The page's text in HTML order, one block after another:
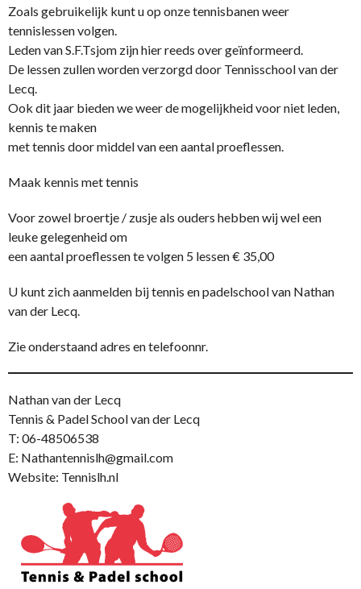
Zoals gebruikelijk kunt u op onze tennisbanen weer
tennislessen volgen.
Leden van S.F.Tsjom zijn hier reeds over geïnformeerd.
De lessen zullen worden verzorgd door Tennisschool van der
Lecq.
Ook dit jaar bieden we weer de mogelijkheid voor niet leden,
kennis te maken
met tennis door middel van een aantal proeflessen.
Maak kennis met tennis
Voor zowel broertje / zusje als ouders hebben wij wel een
leuke gelegenheid om
een aantal proeflessen te volgen 5 lessen € 35,00
U kunt zich aanmelden bij tennis en padelschool van Nathan
van der Lecq.
Zie onderstaand adres en telefoonnr.
Nathan van der Lecq
Tennis & Padel School van der Lecq
T: 06-48506538
E: Nathantennislh@gmail.com
Website: Tennislh.nl